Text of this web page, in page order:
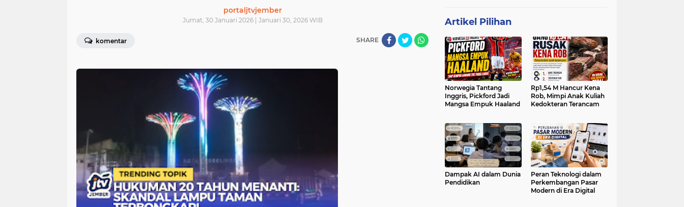
portaljtvjember
Jumat, 30 Januari 2026 | Januari 30, 2026 WIB
komentar SHARE
Artikel Pilihan
Norwegia Tantang
Inggris, Pickford Jadi
Mangsa Empuk Haaland
Rp1,54 M Hancur Kena
Rob, Mimpi Anak Kuliah
Kedokteran Terancam
Dampak AI dalam Dunia
Pendidikan
Peran Teknologi dalam
Perkembangan Pasar
Modern di Era Digital